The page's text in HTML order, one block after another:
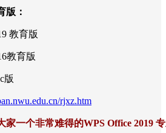
版：
教育版
教育版
版
rjxz.htm
家一个非常难得的WPS Office 2019